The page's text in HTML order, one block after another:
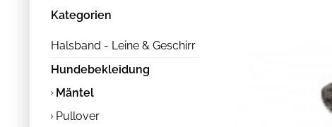
Kategorien
Halsband - Leine & Geschirr
Hundebekleidung
Mäntel
Pullover